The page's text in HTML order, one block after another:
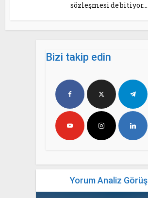
sözleşmesi de bitiyor...
Bizi takip edin
Yorum Analiz Görüş